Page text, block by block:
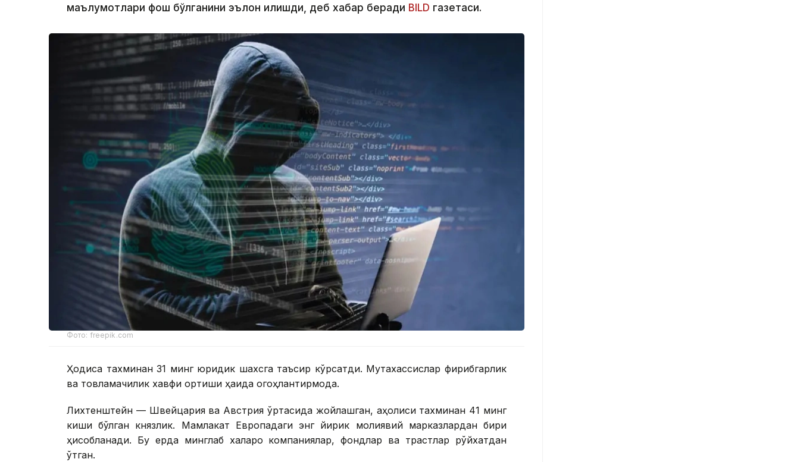
маълумотлари фош бўлганини эълон қилишди, деб хабар беради BILD газетаси.
Фото: freepik.com
Ҳодиса тахминан 31 минг юридик шахсга таъсир кўрсатди. Мутахассислар фирибгарлик
ва товламачилик хавфи ортиши ҳақида огоҳлантирмоқда.
Лихтенштейн — Швейцария ва Австрия ўртасида жойлашган, аҳолиси тахминан 41 минг
киши бўлган князлик. Мамлакат Европадаги энг йирик молиявий марказлардан бири
ҳисобланади. Бу ерда минглаб халқаро компаниялар, фондлар ва трастлар рўйхатдан
ўтган.